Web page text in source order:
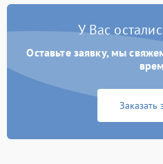
Проблемы с набором
Не работает сушилка
Сбои в работе таймера
У Вас
Оставьте заявку, мы
Заказать